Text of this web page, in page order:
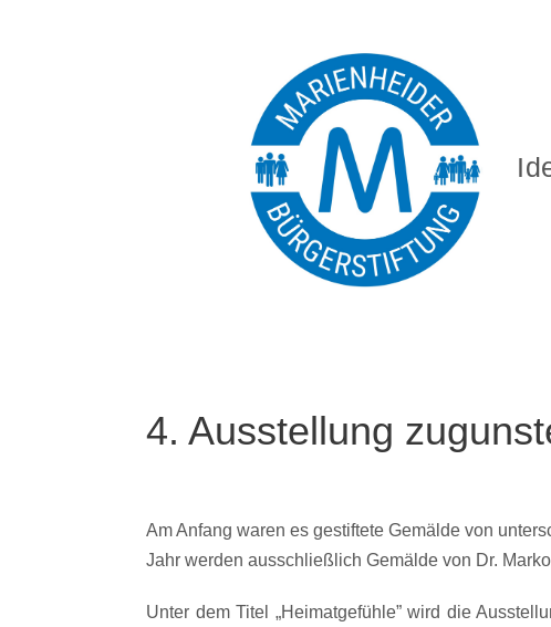
4. Ausstellung
Am Anfang waren es gestiftete Gemälde von
Jahr werden ausschließlich Gemälde von Dr.
Unter dem Titel „Heimatgefühle” wird die